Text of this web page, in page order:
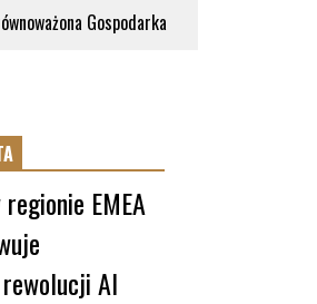
Gospodarka
EMEA
AI